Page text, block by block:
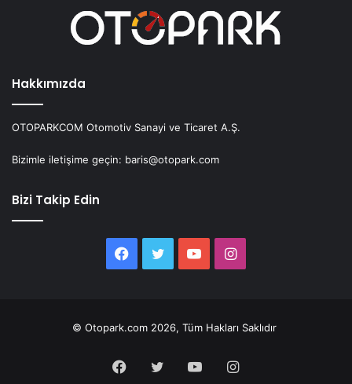
Hakkımızda
OTOPARKCOM Otomotiv Sanayi ve Ticaret A.Ş.
Bizimle iletişime geçin: baris@otopark.com
Bizi Takip Edin
Facebook
Twitter YouTubeInstagram
© Otopark.com 2026, Tüm Hakları Saklıdır
Facebook
Twitter YouTubeInstagram